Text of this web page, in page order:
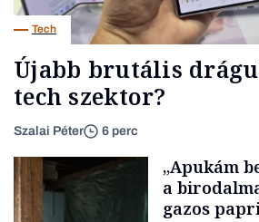
Tech
Újabb brutális
tech szektor?
Szalai Péter 6 perc
„Apukám
a
gazos